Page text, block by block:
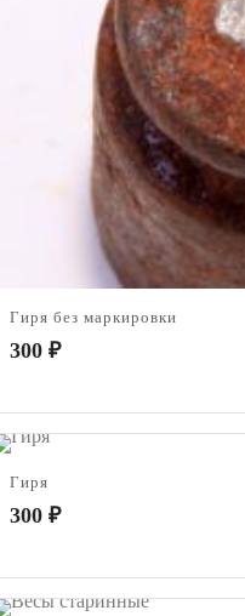
Гиря без маркировки
300 ₽
Гиря
300 ₽